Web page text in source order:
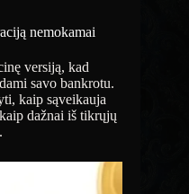
nemokamai
versiją, kad
savo bankrotu.
kaip sąveikauja
dažnai iš tikrųjų